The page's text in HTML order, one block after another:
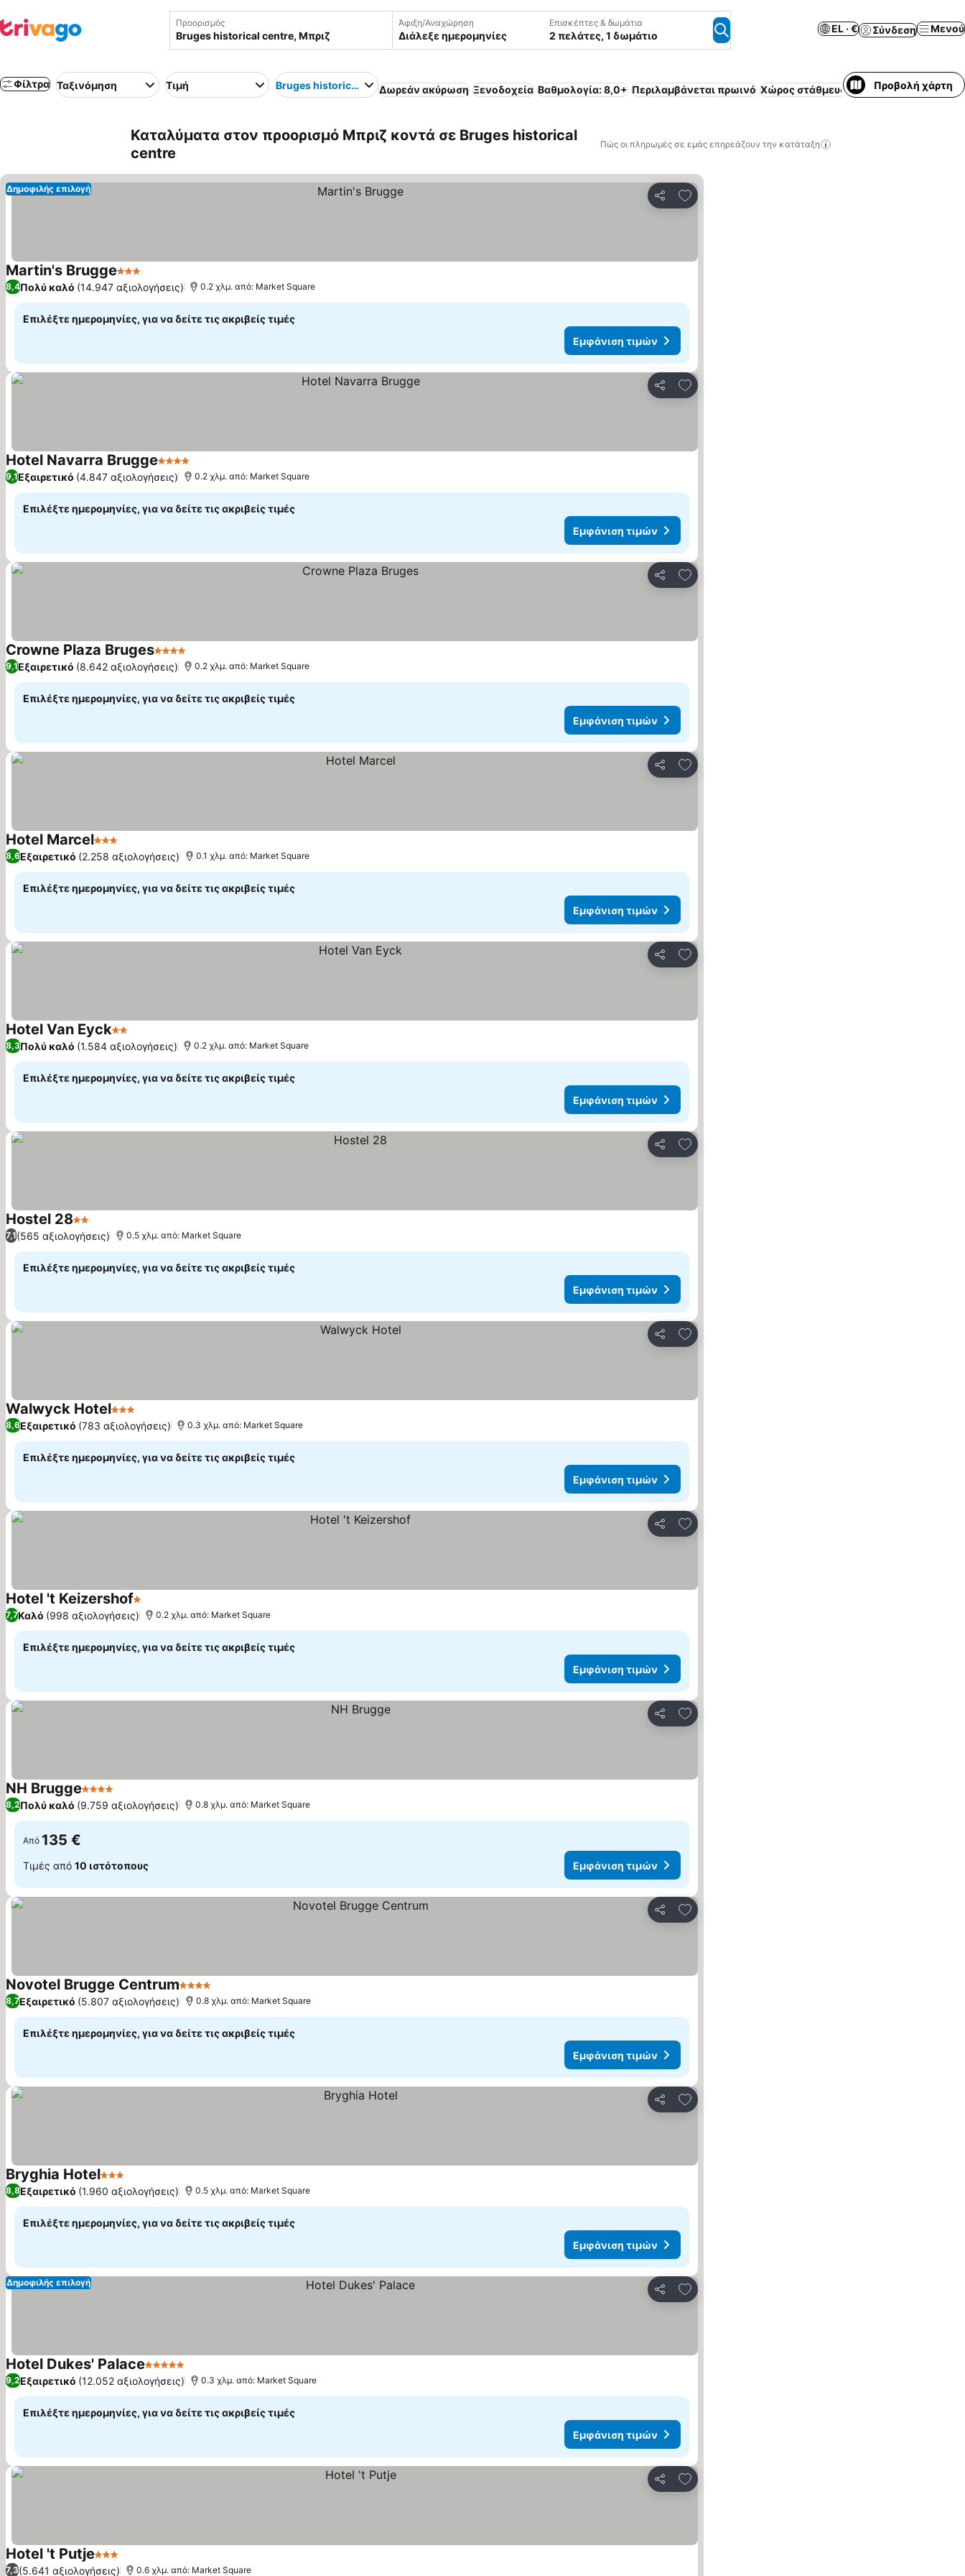
Προορισμός Άφιξη/Αναχώρηση
Διάλεξε ημερομηνίες
Επισκέπτες & δωμάτια
2 πελάτες, 1 δωμάτιο
EL · € Σύνδεση Μενού
Φίλτρα Ταξινόμηση Τιμή Bruges historical centreΔωρεάν ακύρωση Ξενοδοχεία Βαθμολογία: 8,0+ Περιλαμβάνεται πρωινό Χώρος στάθμευσης Πισίνα
Προβολή χάρτη
Καταλύματα στον προορισμό Μπριζ κοντά σε Bruges historical
centre
Πώς οι πληρωμές σε εμάς επηρεάζουν την κατάταξη
Κοινοποίηση
Προσθήκη στα αγαπημένα
Δημοφιλής επιλογή
Martin's Brugge3 ΑστέριαΕμφάνιση τιμών
8,4Πολύ καλό (14.947 αξιολογήσεις) 0.2 χλμ. από: Market Square
Επιλέξτε ημερομηνίες, για να δείτε τις ακριβείς τιμές
Εμφάνιση τιμών
Κοινοποίηση
Προσθήκη στα αγαπημένα
Hotel Navarra Brugge4 Αστέρια
9,1Εξαιρετικό (4.847 αξιολογήσεις) 0.2 χλμ. από: Market Square
Επιλέξτε ημερομηνίες, για να δείτε τις ακριβείς τιμές
Εμφάνιση τιμών
Κοινοποίηση
Προσθήκη στα αγαπημένα
Crowne Plaza Bruges4 ΑστέριαΕμφάνιση τιμών
9,1Εξαιρετικό (8.642 αξιολογήσεις) 0.2 χλμ. από: Market Square
Επιλέξτε ημερομηνίες, για να δείτε τις ακριβείς τιμές
Εμφάνιση τιμών
Κοινοποίηση
Προσθήκη στα αγαπημένα
Hotel Marcel3 ΑστέριαΕμφάνιση τιμών
8,6Εξαιρετικό (2.258 αξιολογήσεις) 0.1 χλμ. από: Market Square
Επιλέξτε ημερομηνίες, για να δείτε τις ακριβείς τιμές
Εμφάνιση τιμών
Κοινοποίηση
Προσθήκη στα αγαπημένα
Hotel Van Eyck2 ΑστέριαΕμφάνιση τιμών
8,3Πολύ καλό (1.584 αξιολογήσεις) 0.2 χλμ. από: Market Square
Επιλέξτε ημερομηνίες, για να δείτε τις ακριβείς τιμές
Εμφάνιση τιμών
Κοινοποίηση
Προσθήκη στα αγαπημένα
Hostel 282 ΑστέριαΕμφάνιση τιμών
7,1(565 αξιολογήσεις) 0.5 χλμ. από: Market Square
Επιλέξτε ημερομηνίες, για να δείτε τις ακριβείς τιμές
Εμφάνιση τιμών
Κοινοποίηση
Προσθήκη στα αγαπημένα
Walwyck Hotel3 ΑστέριαΕμφάνιση τιμών
8,6Εξαιρετικό (783 αξιολογήσεις) 0.3 χλμ. από: Market Square
Επιλέξτε ημερομηνίες, για να δείτε τις ακριβείς τιμές
Εμφάνιση τιμών
Κοινοποίηση
Προσθήκη στα αγαπημένα
Hotel 't Keizershof1 Αστέρια
Εμφάνιση τιμών
7,7Καλό (998 αξιολογήσεις) 0.2 χλμ. από: Market Square
Επιλέξτε ημερομηνίες, για να δείτε τις ακριβείς τιμές
Εμφάνιση τιμών
Κοινοποίηση
Προσθήκη στα αγαπημένα
NH Brugge4 ΑστέριαΕμφάνιση τιμών
8,2Πολύ καλό (9.759 αξιολογήσεις) 0.8 χλμ. από: Market Square
Από 135 €
Τιμές από 10 ιστότοπους Εμφάνιση τιμών
Κοινοποίηση
Προσθήκη στα αγαπημένα
Novotel Brugge Centrum4 Αστέρια
8,7Εξαιρετικό (5.807 αξιολογήσεις) 0.8 χλμ. από: Market Square
Επιλέξτε ημερομηνίες, για να δείτε τις ακριβείς τιμές
Εμφάνιση τιμών
Κοινοποίηση
Προσθήκη στα αγαπημένα
Bryghia Hotel3 ΑστέριαΕμφάνιση τιμών
8,8Εξαιρετικό (1.960 αξιολογήσεις) 0.5 χλμ. από: Market Square
Επιλέξτε ημερομηνίες, για να δείτε τις ακριβείς τιμές
Εμφάνιση τιμών
Κοινοποίηση
Προσθήκη στα αγαπημένα
Δημοφιλής επιλογή
Hotel Dukes' Palace5 ΑστέριαΕμφάνιση τιμών
9,2Εξαιρετικό (12.052 αξιολογήσεις) 0.3 χλμ. από: Market Square
Επιλέξτε ημερομηνίες, για να δείτε τις ακριβείς τιμές
Εμφάνιση τιμών
Κοινοποίηση
Προσθήκη στα αγαπημένα
Hotel 't Putje3 ΑστέριαΕμφάνιση τιμών
7,3(5.641 αξιολογήσεις) 0.6 χλμ. από: Market Square